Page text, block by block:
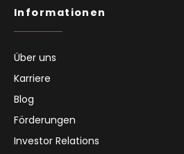
Informationen
Über uns
Karriere
Blog
Förderungen
Investor Relations